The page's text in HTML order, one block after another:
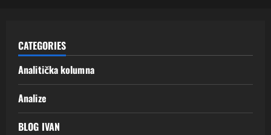
CATEGORIES
Analitička kolumna
Analize
BLOG IVAN